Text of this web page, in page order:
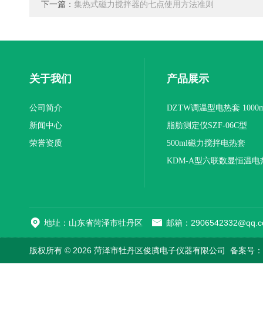
下一篇： 集热式磁力搅拌器的七点使用方法准则
关于我们
公司简介
新闻中心
荣誉资质
产品展示
DZTW调温型电热套
联
脂肪测定仪SZF-06C型
500ml磁力搅拌电热套
KDM-A型六联数显恒温电
地址：山东省菏泽市牡丹区 邮箱：
版权所有 © 2026 菏泽市牡丹区俊腾电子仪器有限公司 备案号